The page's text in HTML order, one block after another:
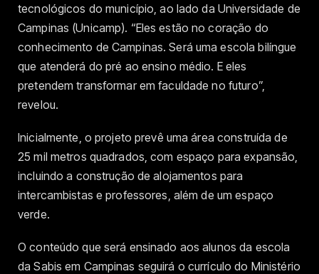
tecnológicos do município, ao lado da Universidade de
Campinas (Unicamp). “Eles estão no coração do
conhecimento de Campinas. Será uma escola bilíngue
que atenderá do pré ao ensino médio. E eles
pretendem transformar em faculdade no futuro”,
revelou.
Inicialmente, o projeto prevê uma área construída de
25 mil metros quadrados, com espaço para expansão,
incluindo a construção de alojamentos para
intercambistas e professores, além de um espaço
verde.
O conteúdo que será ensinado aos alunos da escola
da Sabis em Campinas seguirá o currículo do Ministério